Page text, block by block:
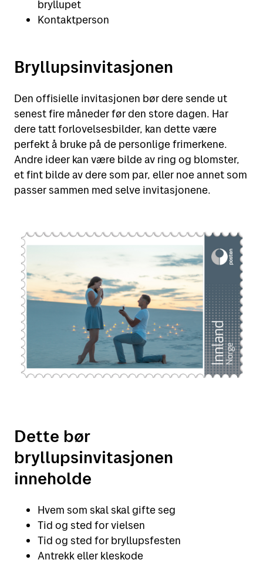
bryllupet
Kontaktperson
Bryllupsinvitasjonen
Den offisielle invitasjonen bør dere sende ut
senest fire måneder før den store dagen. Har
dere tatt forlovelsesbilder, kan dette være
perfekt å bruke på de personlige frimerkene.
Andre ideer kan være bilde av ring og blomster,
et fint bilde av dere som par, eller noe annet som
passer sammen med selve invitasjonene.
Dette bør
bryllupsinvitasjonen
inneholde
Hvem som skal skal gifte seg
Tid og sted for vielsen
Tid og sted for bryllupsfesten
Antrekk eller kleskode